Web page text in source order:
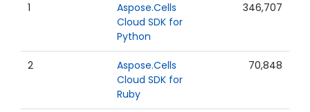
1
Aspose.Cells
Cloud SDK for
Python
346,707
2
Aspose.Cells
Cloud SDK for
Ruby
70,848